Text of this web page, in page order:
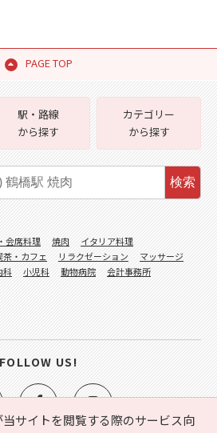
PAGE TOP
サイトを閲覧する際のサービス向
駅・路線
から探す
カテゴリー
から探す
検索
会席料理 焼肉
イタリア料理
茶・カフェ リラクゼーション
マッサージ
科 小児科 動物病院
会計事務所
FOLLOW US!